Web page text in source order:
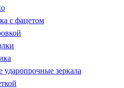
с фацетом
зеркала